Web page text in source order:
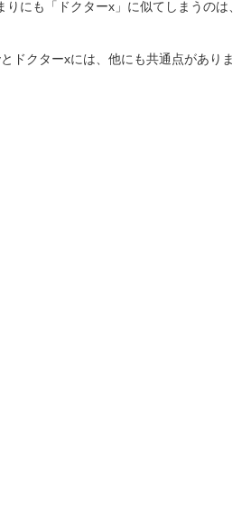
りにも「ドクターx」に似てしまうのは、
ドクターxには、他にも共通点がありま